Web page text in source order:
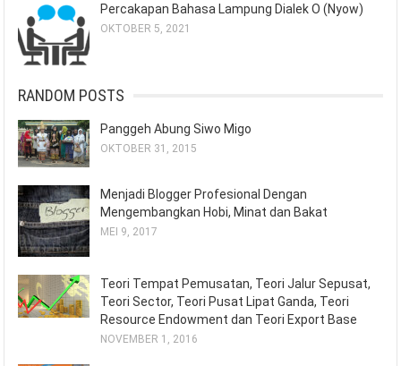
Percakapan Bahasa Lampung Dialek O (Nyow)
OKTOBER 5, 2021
RANDOM POSTS
Panggeh Abung Siwo Migo
OKTOBER 31, 2015
Menjadi Blogger Profesional Dengan
Mengembangkan Hobi, Minat dan Bakat
MEI 9, 2017
Teori Tempat Pemusatan, Teori Jalur Sepusat,
Teori Sector, Teori Pusat Lipat Ganda, Teori
Resource Endowment dan Teori Export Base
NOVEMBER 1, 2016